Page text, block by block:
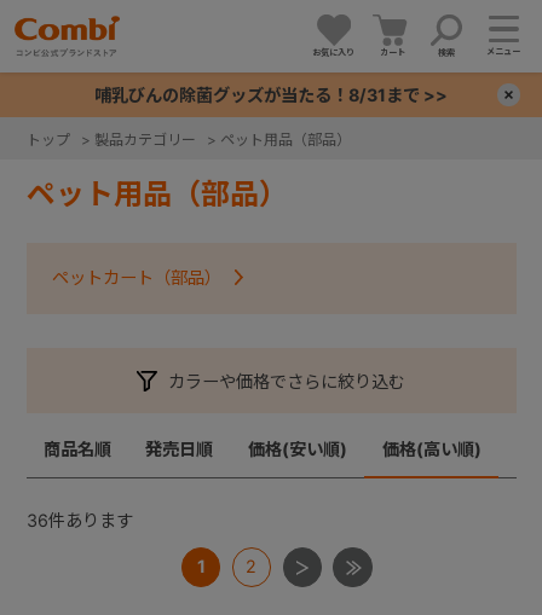
お気に入り カート 検索 メニュー
哺乳びんの除菌グッズが当たる！8/31まで >>
トップ > 製品カテゴリー > ペット用品（部品）
ペット用品（部品）
ペットカート（部品）
カラーや価格でさらに絞り込む
商品名順 発売日順 価格(安い順) 価格(高い順)
36件あります
1 2